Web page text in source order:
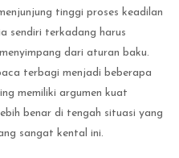
tinggi proses keadilan
sendiri terkadang harus
dari aturan baku.
terbagi menjadi beberapa
memiliki argumen kuat
benar di tengah situasi yang
sangat kental ini.